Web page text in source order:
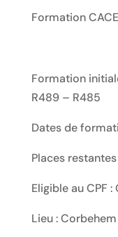
Formation
Formation
R489 – R485
Dates de
Places restantes
Eligible au CPF :
Lieu : Corbehem